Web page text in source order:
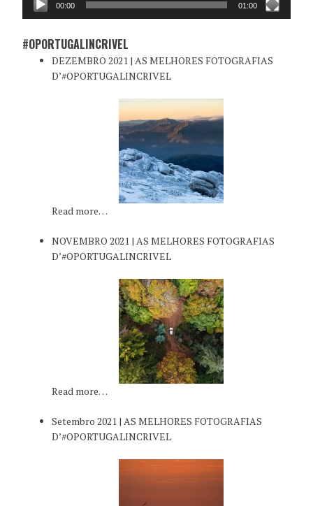
00:00 01:00
#OPORTUGALINCRIVEL
DEZEMBRO 2021 | AS MELHORES FOTOGRAFIAS
D’#OPORTUGALINCRIVEL
Read more…
NOVEMBRO 2021 | AS MELHORES FOTOGRAFIAS
D’#OPORTUGALINCRIVEL
Read more…
Setembro 2021 | AS MELHORES FOTOGRAFIAS
D’#OPORTUGALINCRIVEL